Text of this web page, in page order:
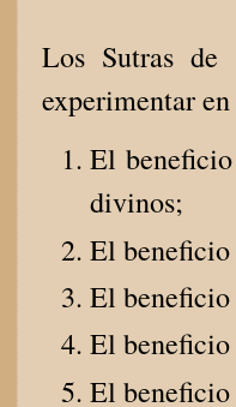
Los Sutras de
experimentar
El
divinos;
El beneficio
El beneficio
El beneficio
El beneficio